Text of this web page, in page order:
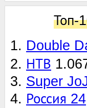
Топ-
1. Double
2. НТВ
3. Super
4. Россия 24